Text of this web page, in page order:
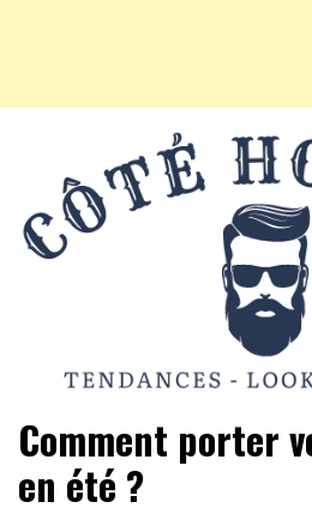
Côté Homme
vie pratique
Comment porter
en été ?